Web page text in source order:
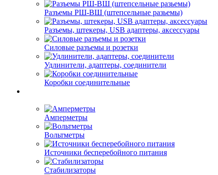
Разъемы РШ-ВШ (штепсельные разьемы)
Разъемы, штекеры, USB адаптеры, аксессуары
Силовые разъемы и розетки
Удлинители, адаптеры, соединители
Коробки соединительные
Амперметры
Вольтметры
Источники бесперебойного питания
Стабилизаторы